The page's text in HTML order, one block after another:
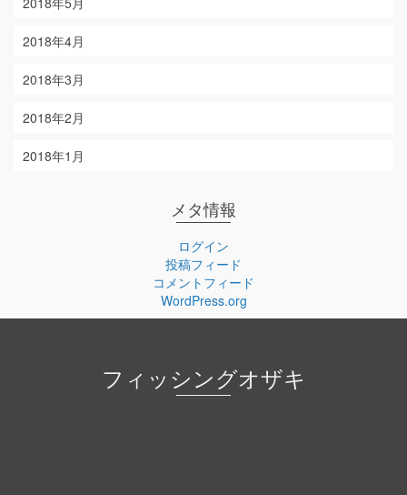
2018年4月
2018年3月
2018年2月
2018年1月
メタ情報
ログイン
投稿フィード
コメントフィード
WordPress.org
フィッシングオザキ